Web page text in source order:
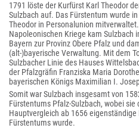
1791 löste der Kurfürst Karl Theodor
Sulzbach auf. Das Fürstentum wurde
Theodor in Personalunion
Napoleonischen Kriege kam Sulzbach
Bayern zur Provinz Obere Pfalz und
(alt-)bayerische Verwaltung. Mit dem
Sulzbacher Linie des Hauses
der Pfalzgräfin Franziska Maria
bayerischen Königs Maximilian I.
Somit war Sulzbach insgesamt von
Fürstentums Pfalz-Sulzbach, wobei sie
Hauptvergleich ab 1656
Fürstentums wurde.